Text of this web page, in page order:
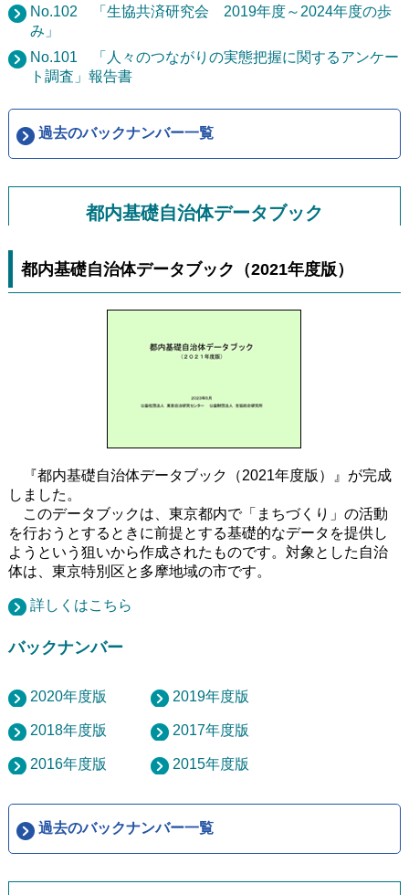
No.102 「生協共済研究会 2019年度～2024年度の歩
み」
No.101 「人々のつながりの実態把握に関するアンケー
ト調査」報告書
過去のバックナンバー一覧
都内基礎自治体データブック
都内基礎自治体データブック（2021年度版）
『都内基礎自治体データブック（2021年度版）』が完成
しました。
このデータブックは、東京都内で「まちづくり」の活動
を行おうとするときに前提とする基礎的なデータを提供し
ようという狙いから作成されたものです。対象とした自治
体は、東京特別区と多摩地域の市です。
詳しくはこちら
バックナンバー
2020年度版 2019年度版
2018年度版 2017年度版
2016年度版 2015年度版
過去のバックナンバー一覧